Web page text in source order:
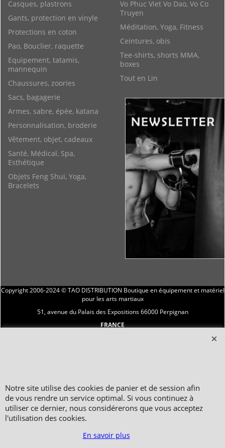
Vo Phuc Viet Vo Dao, Vo Co
Truyen
Méditation, Yoga, Fitness
Ceintures, obis
Tee-shirts, shorts MMA,
boxes
Tout en Lin
Casques, plastrons
Gants, protection en vinyle
Protections en coton
Pao, Bouclier, raquette
Equipement, tatamis,
mannequin
Chaussures, zoories
Sacs, bagagerie
Armes, sabre, épée, katana
Personnalisation, broderie
Vêtement, objet, cadeaux
Santé, Médical, Spa,
Esthétique
Objets Feng Shui, Yoga,
Bracelets
Copyright 2006-2024 © TAO DISTRIBUTION Boutique en équipement et matériel
pour les arts martiaux
51, avenue du Palais des Expositions 66000 Perpignan
FRANCE
Notre site utilise des cookies de panier et de session afin
de vous rendre un service optimal. Si vous continuez à
utiliser ce dernier, nous considérerons que vous acceptez
l'utilisation des cookies.
En savoir plus